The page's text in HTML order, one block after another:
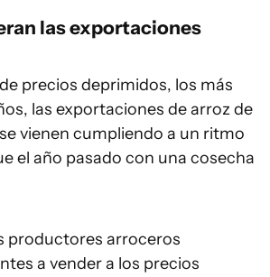
las exportaciones
precios deprimidos, los más
las exportaciones de arroz de
vienen cumpliendo a un ritmo
el año pasado con una cosecha
productores arroceros
a vender a los precios